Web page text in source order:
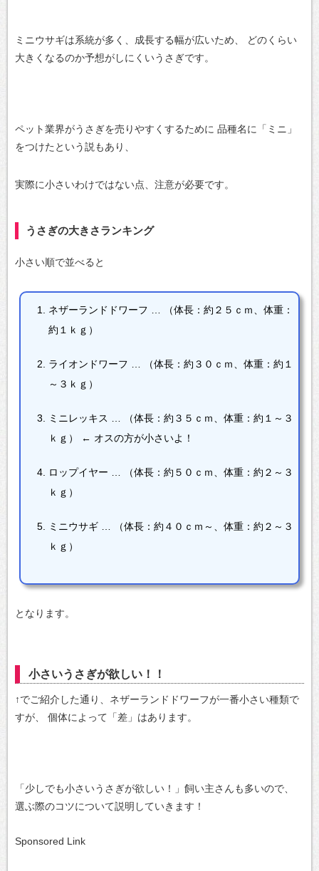
ミニウサギは系統が多く、成長する幅が広いため、
どのくらい
大きくなるのか予想がしにくいうさぎです。
ペット業界がうさぎを売りやすくするために 品種名に「ミニ」
をつけたという説もあり、
実際に小さいわけではない点、注意が必要です。
うさぎの大きさランキング
小さい順で並べると
ネザーランドドワーフ …
（体長：約２５ｃｍ、体重：
約１ｋｇ）
ライオンドワーフ …
（体長：約３０ｃｍ、体重：約１
～３ｋｇ）
ミニレッキス …
（体長：約３５ｃｍ、体重：約１～３
ｋｇ） ← オスの方が小さいよ！
ロップイヤー …
（体長：約５０ｃｍ、体重：約２～３
ｋｇ）
ミニウサギ …
（体長：約４０ｃｍ～、体重：約２～３
ｋｇ）
となります。
小さいうさぎが欲しい！！
↑でご紹介した通り、ネザーランドドワーフが一番小さい種類で
すが、
個体によって「差」はあります。
「少しでも小さいうさぎが欲しい！」飼い主さんも多いので、
選ぶ際のコツについて説明していきます！
Sponsored Link